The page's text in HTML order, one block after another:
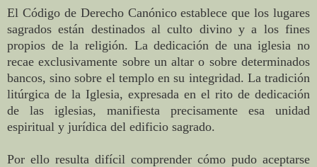
El Código de Derecho Canónico establece que los lugares
sagrados están destinados al culto divino y a los fines
propios de la religión. La dedicación de una iglesia no
recae exclusivamente sobre un altar o sobre determinados
bancos, sino sobre el templo en su integridad. La tradición
litúrgica de la Iglesia, expresada en el rito de dedicación
de las iglesias, manifiesta precisamente esa unidad
espiritual y jurídica del edificio sagrado.
Por ello resulta difícil comprender cómo pudo aceptarse